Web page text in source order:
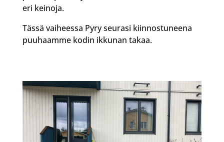
eri keinoja.
Tässä vaiheessa Pyry seurasi kiinnostuneena
puuhaamme kodin ikkunan takaa.